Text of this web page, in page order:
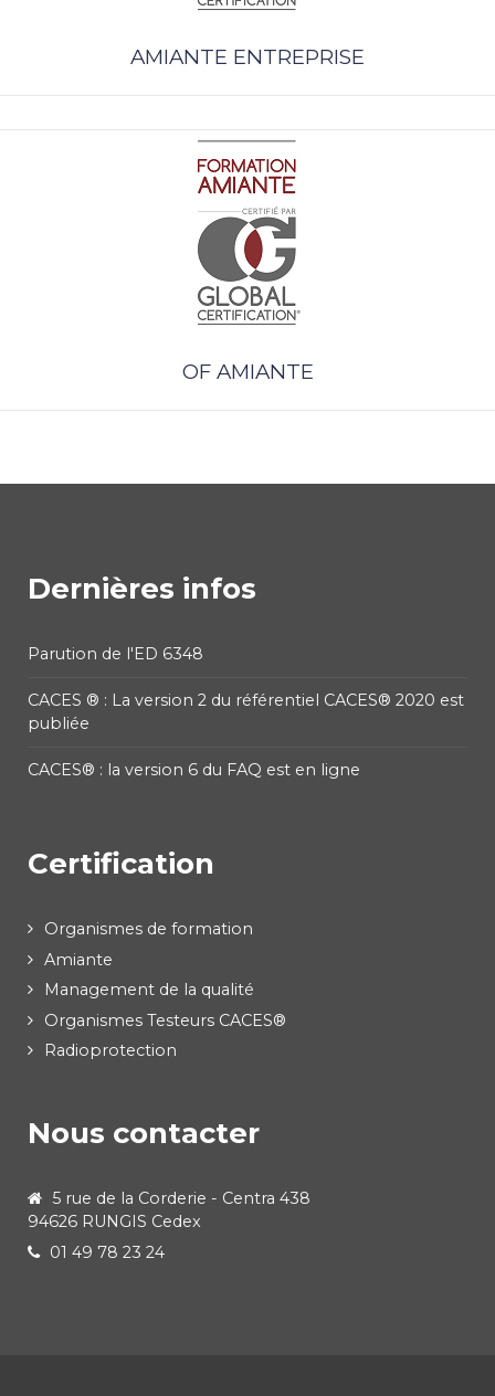
AMIANTE ENTREPRISE
OF AMIANTE
Dernières infos
Parution de l'ED 6348
CACES ® : La version 2 du référentiel CACES® 2020 est
publiée
CACES® : la version 6 du FAQ est en ligne
Certification
Organismes de formation
Amiante
Management de la qualité
Organismes Testeurs CACES®
Radioprotection
Nous contacter
5 rue de la Corderie - Centra 438
94626 RUNGIS Cedex
01 49 78 23 24